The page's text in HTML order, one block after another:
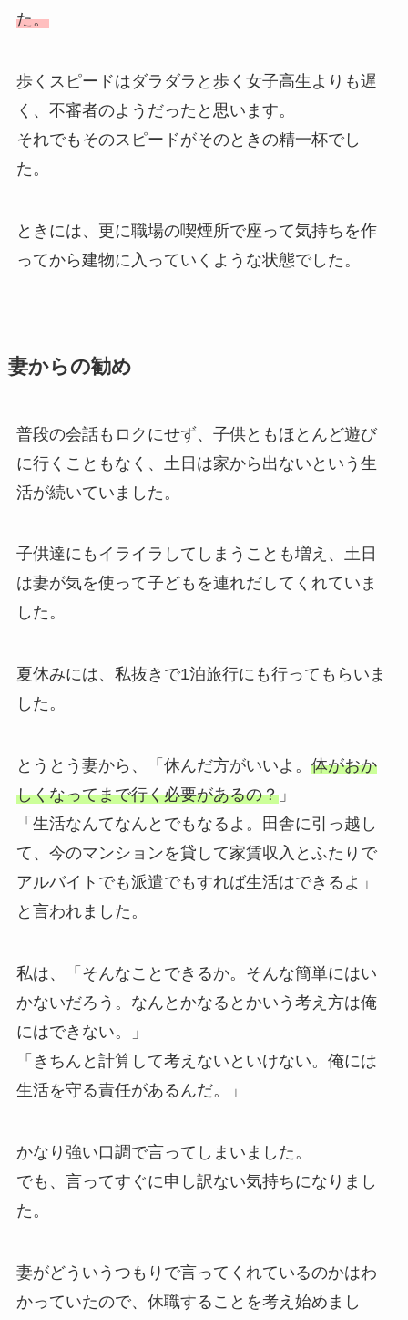
た。
歩くスピードはダラダラと歩く女子高生よりも遅
く、不審者のようだったと思います。
それでもそのスピードがそのときの精一杯でし
た。
ときには、更に職場の喫煙所で座って気持ちを作
ってから建物に入っていくような状態でした。
妻からの勧め
普段の会話もロクにせず、子供ともほとんど遊び
に行くこともなく、土日は家から出ないという生
活が続いていました。
子供達にもイライラしてしまうことも増え、土日
は妻が気を使って子どもを連れだしてくれていま
した。
夏休みには、私抜きで1泊旅行にも行ってもらいま
した。
とうとう妻から、「休んだ方がいいよ。 体がおか
しくなってまで行く必要があるの？」
「生活なんてなんとでもなるよ。田舎に引っ越し
て、今のマンションを貸して家賃収入とふたりで
アルバイトでも派遣でもすれば生活はできるよ」
と言われました。
私は、「そんなことできるか。そんな簡単にはい
かないだろう。なんとかなるとかいう考え方は俺
にはできない。」
「きちんと計算して考えないといけない。俺には
生活を守る責任があるんだ。」
かなり強い口調で言ってしまいました。
でも、言ってすぐに申し訳ない気持ちになりまし
た。
妻がどういうつもりで言ってくれているのかはわ
かっていたので、休職することを考え始めまし